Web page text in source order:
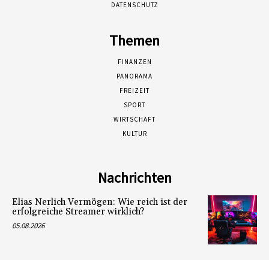
DATENSCHUTZ
Themen
FINANZEN
PANORAMA
FREIZEIT
SPORT
WIRTSCHAFT
KULTUR
Nachrichten
Elias Nerlich Vermögen: Wie reich ist der
erfolgreiche Streamer wirklich?
05.08.2026